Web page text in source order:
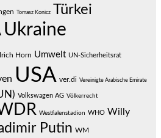
Tomasz Konicz Türkei
Ukraine
Horn Umwelt UN-Sicherheitsrat
USA ver.di Vereinigte Arabische Emirate
Volkswagen AG Völkerrecht
Westfalenstadion WHO Willy
Putin WM